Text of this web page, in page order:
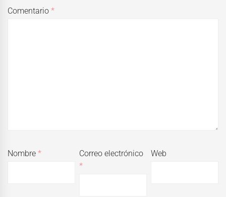
Comentario*
Nombre*
Correo electrónico
*
Web